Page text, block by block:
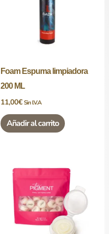
Foam Espuma limpiadora
200 ML
11,00€Sin I.V.A
Añadir al carrito